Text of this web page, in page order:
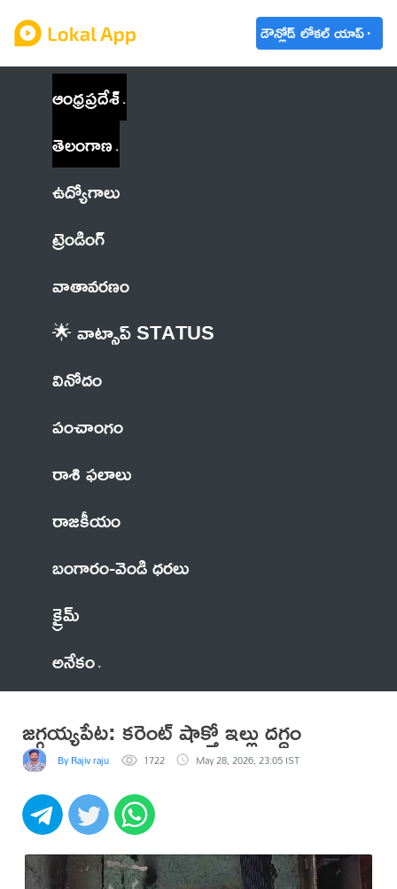
డౌన్లోడ్ లోకల్ యాప్
ఆంధ్రప్రదేశ్
తెలంగాణ
ఉద్యోగాలు
ట్రెండింగ్
వాతావరణం
🌟 వాట్సాప్ STATUS
వినోదం
పంచాంగం
రాశి ఫలాలు
రాజకీయం
బంగారం-వెండి ధరలు
క్రైమ్
అనేకం
జగ్గయ్యపేట: కరెంట్ షాక్తో ఇల్లు దగ్ధం
By Rajiv raju 1722 May 28, 2026, 23:05 IST